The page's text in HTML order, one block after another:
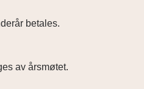
betales.
av årsmøtet.